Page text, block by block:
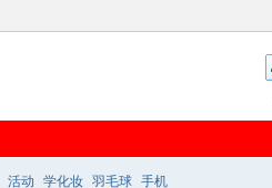
活动 学化妆 羽毛球 手机